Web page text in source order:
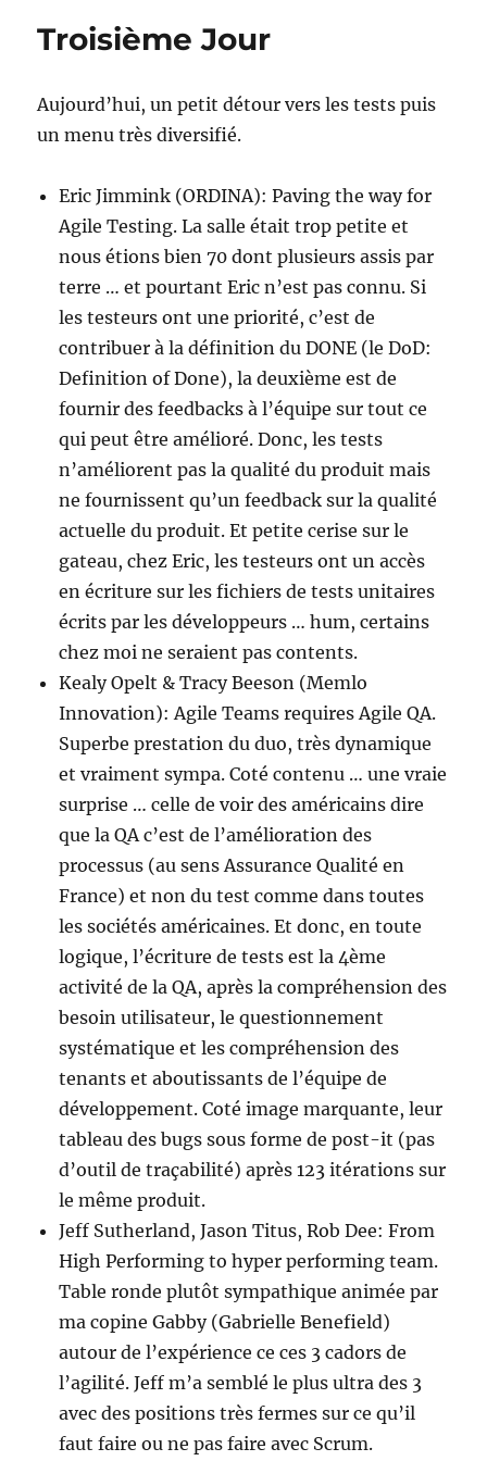
Toronto
Troisième Jour
Aujourd’hui, un petit détour vers les tests puis
un menu très diversifié.
Eric Jimmink (ORDINA): Paving the way for
Agile Testing. La salle était trop petite et
nous étions bien 70 dont plusieurs assis par
terre … et pourtant Eric n’est pas connu. Si
les testeurs ont une priorité, c’est de
contribuer à la définition du DONE (le DoD:
Definition of Done), la deuxième est de
fournir des feedbacks à l’équipe sur tout ce
qui peut être amélioré. Donc, les tests
n’améliorent pas la qualité du produit mais
ne fournissent qu’un feedback sur la qualité
actuelle du produit. Et petite cerise sur le
gateau, chez Eric, les testeurs ont un accès
en écriture sur les fichiers de tests unitaires
écrits par les développeurs … hum, certains
chez moi ne seraient pas contents.
Kealy Opelt & Tracy Beeson (Memlo
Innovation): Agile Teams requires Agile QA.
Superbe prestation du duo, très dynamique
et vraiment sympa. Coté contenu … une vraie
surprise … celle de voir des américains dire
que la QA c’est de l’amélioration des
processus (au sens Assurance Qualité en
France) et non du test comme dans toutes
les sociétés américaines. Et donc, en toute
logique, l’écriture de tests est la 4ème
activité de la QA, après la compréhension des
besoin utilisateur, le questionnement
systématique et les compréhension des
tenants et aboutissants de l’équipe de
développement. Coté image marquante, leur
tableau des bugs sous forme de post-it (pas
d’outil de traçabilité) après 123 itérations sur
le même produit.
Jeff Sutherland, Jason Titus, Rob Dee: From
High Performing to hyper performing team.
Table ronde plutôt sympathique animée par
ma copine Gabby (Gabrielle Benefield)
autour de l’expérience ce ces 3 cadors de
l’agilité. Jeff m’a semblé le plus ultra des 3
avec des positions très fermes sur ce qu’il
faut faire ou ne pas faire avec Scrum.